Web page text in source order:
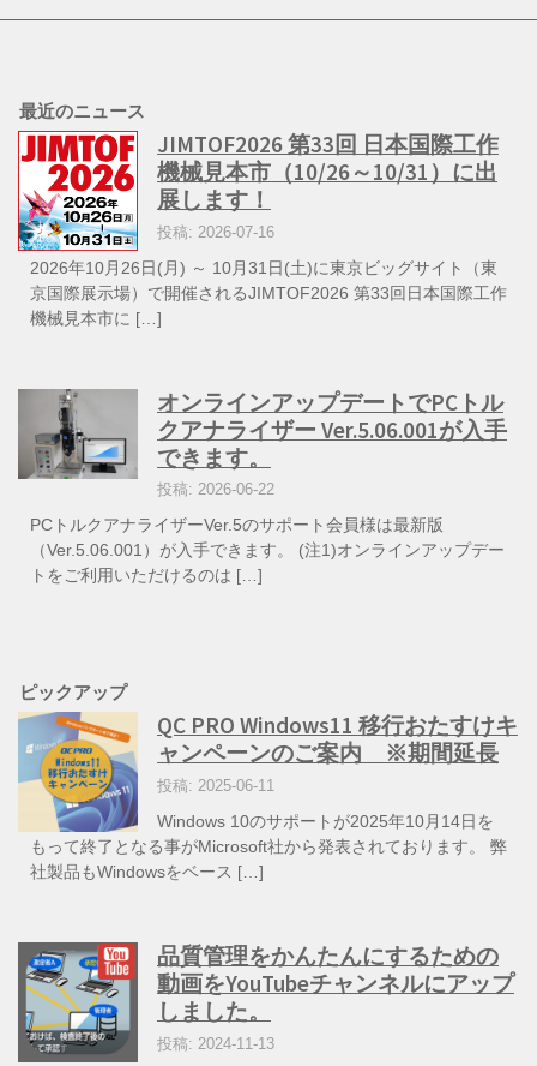
最近のニュース
JIMTOF2026 第33回 日本国際工作
機械見本市（10/26～10/31）に出
展します！
投稿: 2026-07-16
2026年10月26日(月) ～ 10月31日(土)に東京ビッグサイト（東
京国際展示場）で開催されるJIMTOF2026 第33回日本国際工作
機械見本市に […]
オンラインアップデートでPCトル
クアナライザー Ver.5.06.001が入手
できます。
投稿: 2026-06-22
PCトルクアナライザーVer.5のサポート会員様は最新版
（Ver.5.06.001）が入手できます。 (注1)オンラインアップデー
トをご利用いただけるのは […]
ピックアップ
QC PRO Windows11 移行おたすけキ
ャンペーンのご案内 ※期間延長
投稿: 2025-06-11
Windows 10のサポートが2025年10月14日を
もって終了となる事がMicrosoft社から発表されております。 弊
社製品もWindowsをベース […]
品質管理をかんたんにするための
動画をYouTubeチャンネルにアップ
しました。
投稿: 2024-11-13